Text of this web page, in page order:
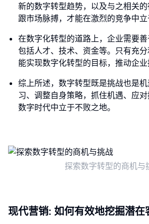
新的数字转型趋势，以及与之相关
跟市场脉搏，才能在激烈的竞争中立
在数字化转型的道路上，企业需要善
包括人才、技术、资金等。只有充
能实现数字化转型的目标，推动企业
综上所述，数字转型既是挑战也是
习、调整自身策略，抓住机遇、应
数字时代中立于不败之地。
探索数字转型的商机与
现代营销: 如何有效地挖掘潜在